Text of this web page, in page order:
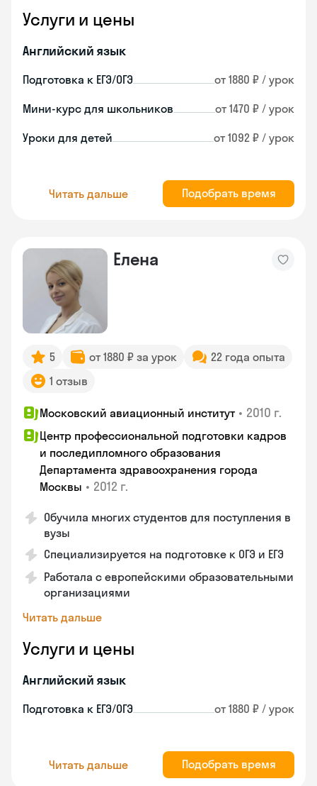
Услуги и цены
Английский язык
Подготовка к ЕГЭ/ОГЭ от 1880 ₽ / урок
Мини-курс для школьников от 1470 ₽ / урок
Уроки для детей от 1092 ₽ / урок
Читать дальше Подобрать время
Елена
5 от 1880 ₽ за урок
22 года опыта
1 отзыв
Московский авиационный институт • 2010 г.
Центр профессиональной подготовки кадров
и последипломного образования
Департамента здравоохранения города
Москвы • 2012 г.
Обучила многих студентов для поступления в
вузы
Специализируется на подготовке к ОГЭ и ЕГЭ
Работала с европейскими образовательными
организациями
Читать дальше
Услуги и цены
Английский язык
Подготовка к ЕГЭ/ОГЭ от 1880 ₽ / урок
Читать дальше Подобрать время